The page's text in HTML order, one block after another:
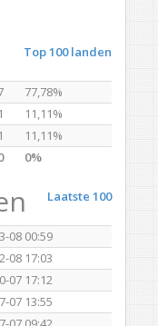
Top 100 landen
77,78%
1
11,11%
1
11,11%
0%
Laatste 100
08 00:59
08 17:03
07 17:12
07 13:55